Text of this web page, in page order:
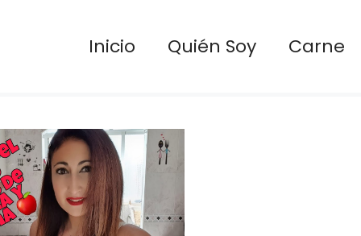
Inicio Quién Soy Carne